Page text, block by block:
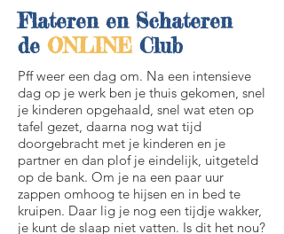
Flateren en Schateren
de ONLINE Club
Pff weer een dag om. Na een intensieve
dag op je werk ben je thuis gekomen, snel
je kinderen opgehaald, snel wat eten op
tafel gezet, daarna nog wat tijd
doorgebracht met je kinderen en je
partner en dan plof je eindelijk, uitgeteld
op de bank. Om je na een paar uur
zappen omhoog te hijsen en in bed te
kruipen. Daar lig je nog een tijdje wakker,
je kunt de slaap niet vatten. Is dit het nou?